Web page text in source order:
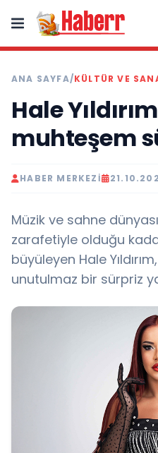
ANA SAYFA/KÜLTÜR VE
Hale
muhteşem
HABER MERKEZI
Müzik ve sahne
zarafetiyle olduğu
büyüleyen Hale
unutulmaz bir sürpriz